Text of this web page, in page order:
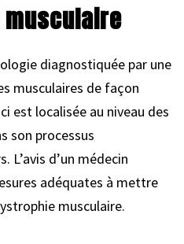
diagnostiquée par une
musculaires de façon
est localisée au niveau des
son processus
d’un médecin
adéquates à mettre
musculaire.